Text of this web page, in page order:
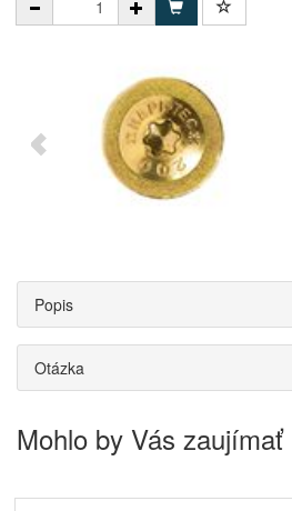
Popis
Otázka
Mohlo by Vás zaujímať